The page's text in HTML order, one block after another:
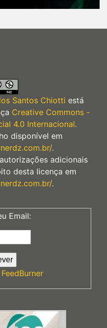
Santos Chiotti está
Creative Commons -
4.0 Internacional.
disponível em
.
adicionais
desta licença em
.
Email:
FeedBurner